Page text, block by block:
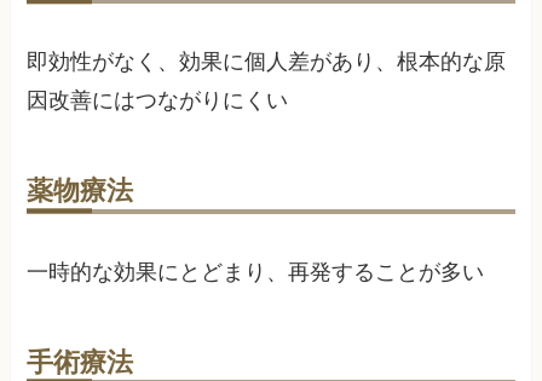
即効性がなく、効果に個人差があり、根本的な原
因改善にはつながりにくい
薬物療法
一時的な効果にとどまり、再発することが多い
手術療法